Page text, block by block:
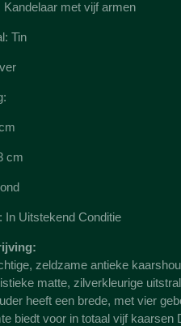
Kandelaar met vijf armen
Tin
cm
In Uitstekend Conditie
zeldzame antieke
matte, zilverkleurige
heeft een brede, met vier
biedt voor in totaal vijf kaarsen